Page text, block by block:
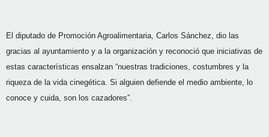
El diputado de Promoción Agroalimentaria, Carlos Sánchez, dio las
gracias al ayuntamiento y a la organización y reconoció que iniciativas de
estas características ensalzan “nuestras tradiciones, costumbres y la
riqueza de la vida cinegética. Si alguien defiende el medio ambiente, lo
conoce y cuida, son los cazadores”.